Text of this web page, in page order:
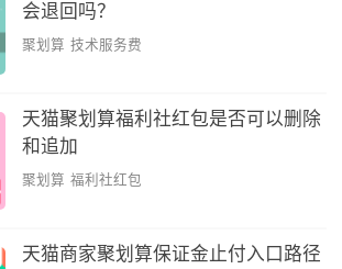
会退回吗？
聚划算 技术服务费
天猫聚划算福利社红包是否可以删除
和追加
聚划算 福利社红包
天猫商家聚划算保证金止付入口路径